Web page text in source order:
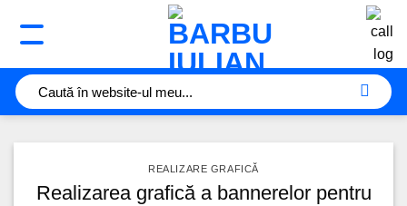
REALIZARE GRAFICĂ
Realizarea grafică a bannerelor pentru